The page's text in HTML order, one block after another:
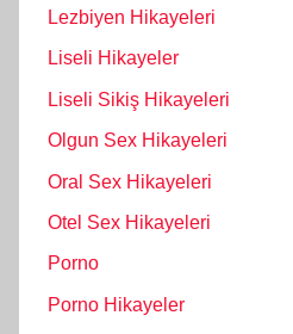
Lezbiyen Hikayeleri
Liseli Hikayeler
Liseli Sikiş Hikayeleri
Olgun Sex Hikayeleri
Oral Sex Hikayeleri
Otel Sex Hikayeleri
Porno
Porno Hikayeler